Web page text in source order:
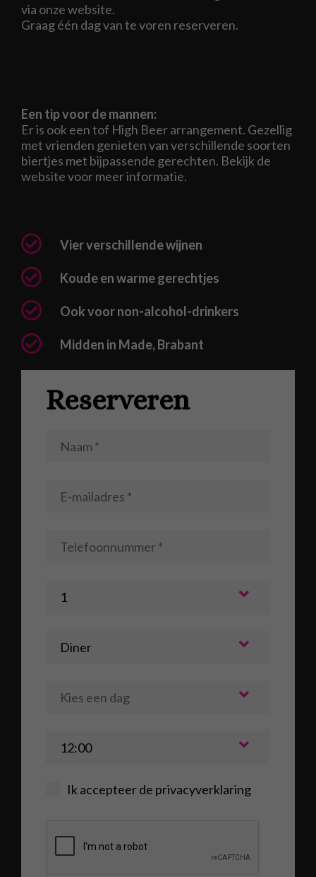
via onze website.
Graag één dag van te voren reserveren.
Een tip voor de mannen:
Er is ook een tof High Beer arrangement. Gezellig
met vrienden genieten van verschillende soorten
biertjes met bijpassende gerechten. Bekijk de
website voor meer informatie.
Vier verschillende wijnen
Koude en warme gerechtjes
Ook voor non-alcohol-drinkers
Midden in Made, Brabant
Reserveren
Ik accepteer de privacyverklaring